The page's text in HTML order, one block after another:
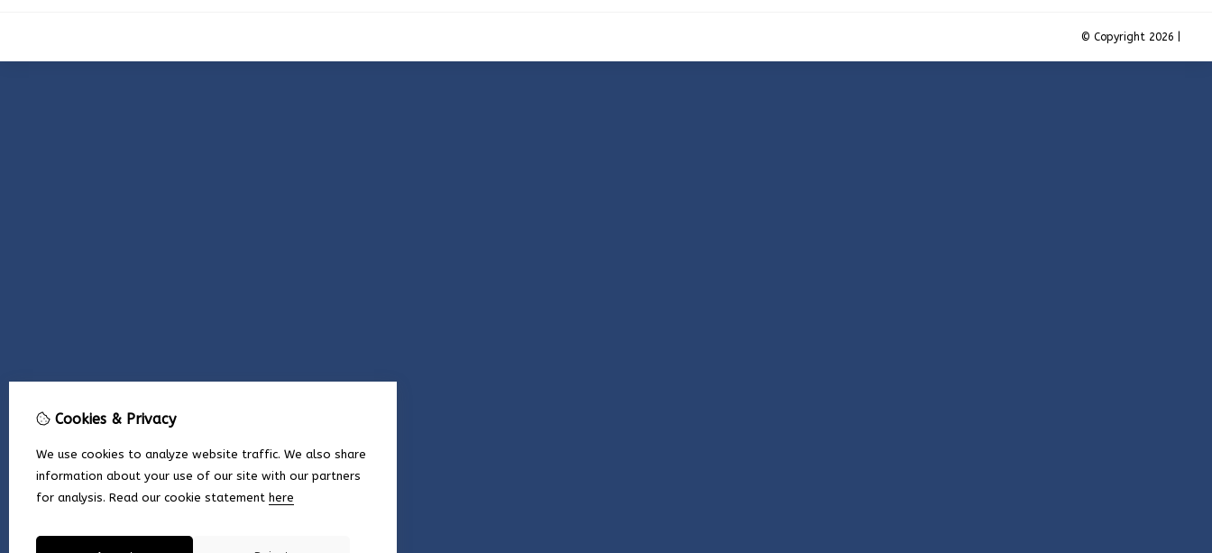
© Copyright 2026 |
Cookies & Privacy
We use cookies to analyze website traffic. We also share
information about your use of our site with our partners
for analysis. Read our cookie statement here